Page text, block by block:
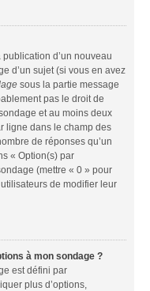
d’un nouveau
d’un sujet (si vous en avez
sous la partie message
pas le droit de
et au moins deux
ligne dans le champ des
de réponses qu’un
« Option(s) par
(mettre « 0 » pour
de modifier leur
à mon sondage ?
est défini par
plus d’options,